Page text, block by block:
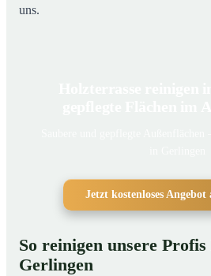
uns.
Jetzt kostenloses
So reinigen unsere
Gerlingen